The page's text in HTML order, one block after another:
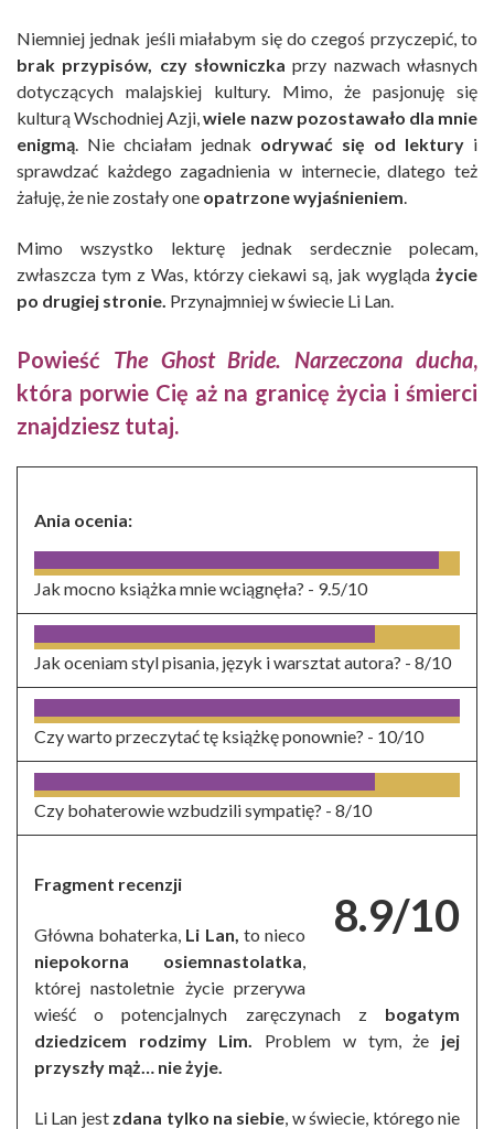
Niemniej jednak jeśli miałabym się do czegoś przyczepić, to
brak przypisów, czy słowniczka przy nazwach własnych
dotyczących malajskiej kultury. Mimo, że pasjonuję się
kulturą Wschodniej Azji,wiele nazw pozostawało dla mnie
enigmą. Nie chciałam jednak odrywać się od lektury i
sprawdzać każdego zagadnienia w internecie, dlatego też
żałuję, że nie zostały one opatrzone wyjaśnieniem.
Mimo wszystko lekturę jednak serdecznie polecam,
zwłaszcza tym z Was, którzy ciekawi są, jak wygląda życie
po drugiej stronie. Przynajmniej w świecie Li Lan.
Powieść The Ghost Bride. Narzeczona ducha,
która porwie Cię aż na granicę życia i śmierci
znajdziesz tutaj.
Ania ocenia:
Jak mocno książka mnie wciągnęła? - 9.5/10
Jak oceniam styl pisania, język i warsztat autora? - 8/10
Czy warto przeczytać tę książkę ponownie? - 10/10
Czy bohaterowie wzbudzili sympatię? - 8/10
8.9/10
Fragment recenzji
Główna bohaterka, Li Lan, to nieco
niepokorna osiemnastolatka
której nastoletnie życie przerywa
wieść o potencjalnych zaręczynach z bogatym
dziedzicem rodzimy Lim.
Problem w tym, że jej
przyszły mąż… nie żyje.
Li Lan jest zdana tylko na siebie , w świecie, którego nie